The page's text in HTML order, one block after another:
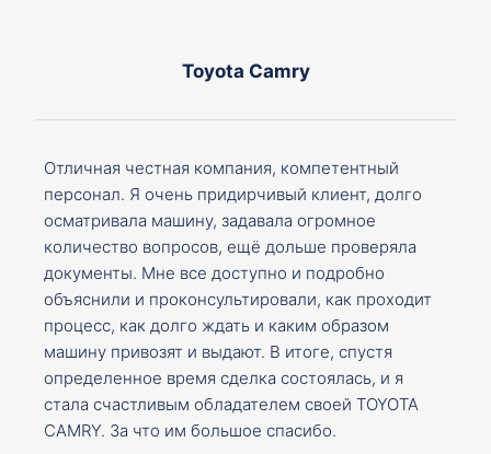
Toyota Camry
Отличная честная компания, компетентный
персонал. Я очень придирчивый клиент, долго
осматривала машину, задавала огромное
количество вопросов, ещё дольше проверяла
документы. Мне все доступно и подробно
объяснили и проконсультировали, как проходит
процесс, как долго ждать и каким образом
машину привозят и выдают. В итоге, спустя
определенное время сделка состоялась, и я
стала счастливым обладателем своей TOYOTA
CAMRY. За что им большое спасибо.